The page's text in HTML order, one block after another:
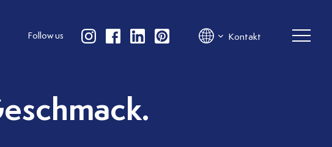
Follow us Kontakt